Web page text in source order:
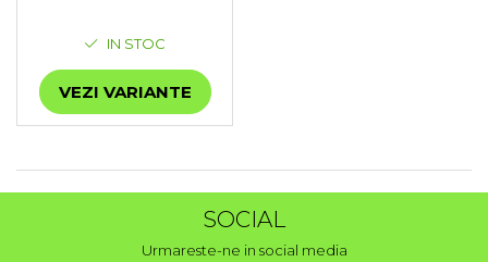
IN STOC
VEZI VARIANTE
SOCIAL
Urmareste-ne in social media